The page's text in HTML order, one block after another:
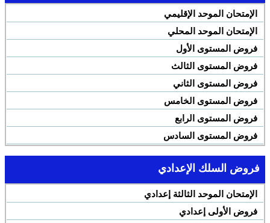
الإمتحان الموحد الإقليمي
الإمتحان الموحد المحلي
فروض المستوى الأول
فروض المستوى الثالث
فروض المستوى الثاني
فروض المستوى الخامس
فروض المستوى الرابع
فروض المستوى السادس
فروض السلك الإعدادي
الإمتحان الموحد الثالثة إعدادي
فروض الأولى إعدادي